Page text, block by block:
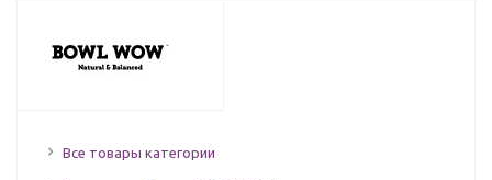
Все товары категории